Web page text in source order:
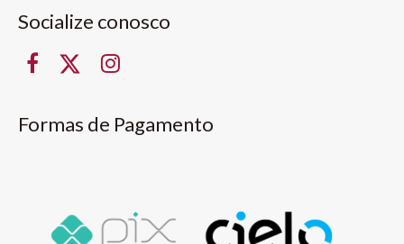
Socialize conosco
Formas de Pagamento